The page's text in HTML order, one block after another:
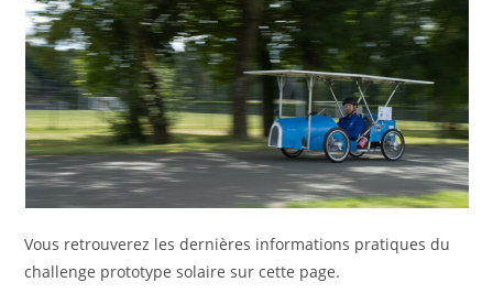
Vous retrouverez les dernières informations pratiques du
challenge prototype solaire sur cette page.